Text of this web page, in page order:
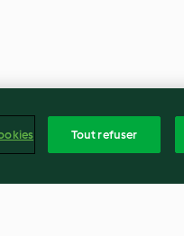
Tout refuser